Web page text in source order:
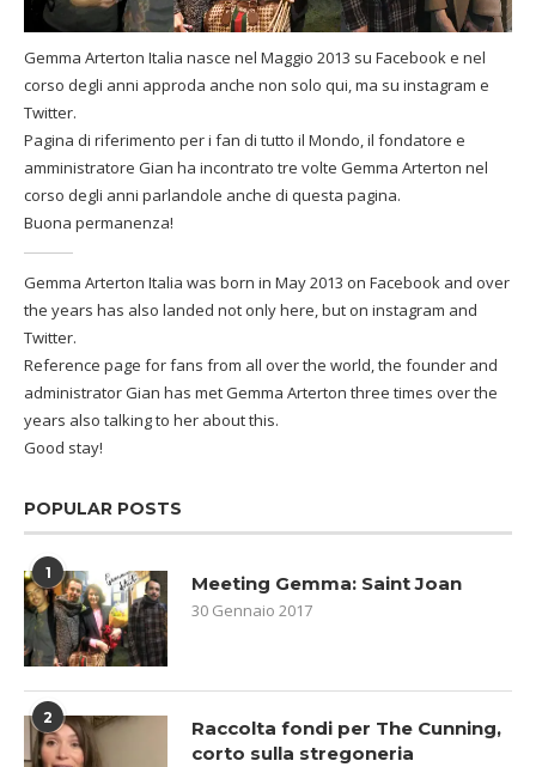
Gemma Arterton Italia nasce nel Maggio 2013 su Facebook e nel
corso degli anni approda anche non solo qui, ma su instagram e
Twitter.
Pagina di riferimento per i fan di tutto il Mondo, il fondatore e
amministratore Gian ha incontrato tre volte Gemma Arterton nel
corso degli anni parlandole anche di questa pagina.
Buona permanenza!
Gemma Arterton Italia was born in May 2013 on Facebook and over
the years has also landed not only here, but on instagram and
Twitter.
Reference page for fans from all over the world, the founder and
administrator Gian has met Gemma Arterton three times over the
years also talking to her about this.
Good stay!
POPULAR POSTS
1 Meeting Gemma: Saint Joan
30 Gennaio 2017
2
Raccolta fondi per The Cunning,
corto sulla stregoneria